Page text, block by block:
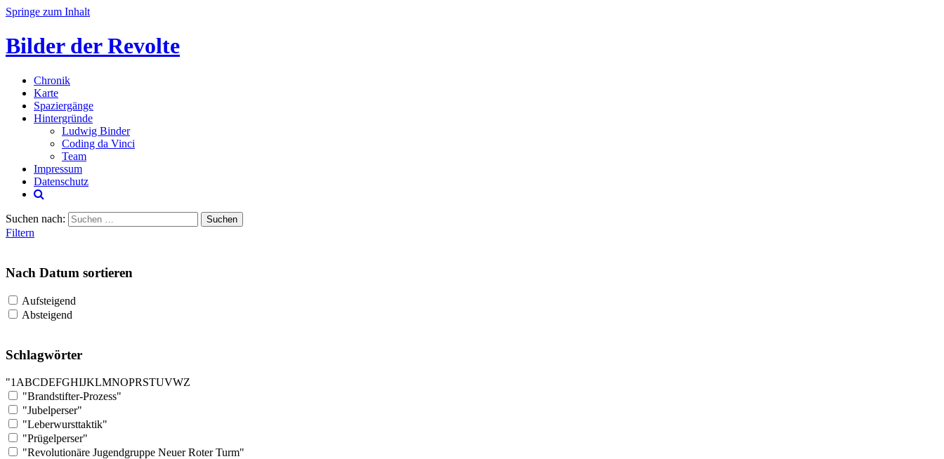
Springe zum Inhalt
Bilder der Revolte
Chronik
Karte
Spaziergänge
Hintergründe
Ludwig Binder
Coding da Vinci
Team
Impressum
Datenschutz
Suchen nach:
Filtern
Nach Datum sortieren
Aufsteigend
Absteigend
Schlagwörter
"1 ABCDEFGHIJKLMNOPRSTUVWZ
"Brandstifter-Prozess"
"Jubelperser"
"Leberwursttaktik"
"Prügelperser"
"Revolutionäre Jugendgruppe Neuer Roter Turm"